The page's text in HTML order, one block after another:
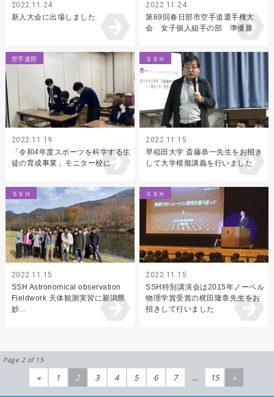
2022.11.24
新人大会に出場しました
2022.11.24
第69回春日部市空手道選手権大
会 女子個人組手の部 準優勝
空手道部
2022.11.19
「令和4年度スポーツを科学する生
徒の育成事業」モニター校に
ＳＳＨ
2022.11.15
早稲田大学 斎藤恭一先生をお招き
して大学模擬講義を行いました
ＳＳＨ
2022.11.15
SSH Astronomical observation
Fieldwork 天体観測実習に新潟県
妙...
ＳＳＨ
2022.11.15
SSH特別講演会は2015年ノーベル
物理学賞受賞の梶田隆章先生をお
招きして行いました
Page 2 of 15
« 1 2 3 4 5 6 7 … 15 »